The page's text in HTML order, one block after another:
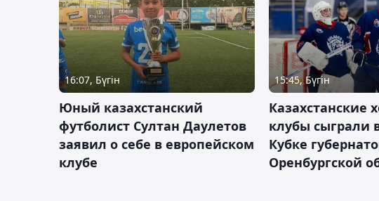
16:07, Бүгін
Юный казахстанский
футболист Султан Даулетов
заявил о себе в европейском
клубе
15:45, Бүгін
Казахстанские
клубы сыграли
Кубке
Оренбургской